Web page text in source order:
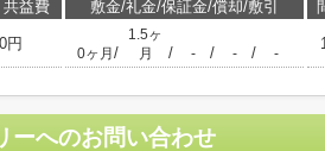
共益費 敷金/礼金/保証金/償却/敷引
円
0ヶ月 /
1.5ヶ
月
/ - / - / -
ーへのお問い合わせ